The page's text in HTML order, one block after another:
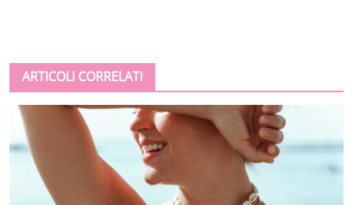
ARTICOLI CORRELATI